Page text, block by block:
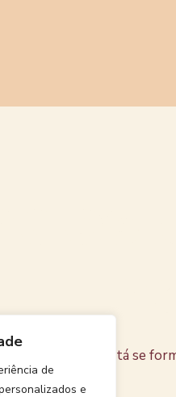
de
e
Algo grande está se